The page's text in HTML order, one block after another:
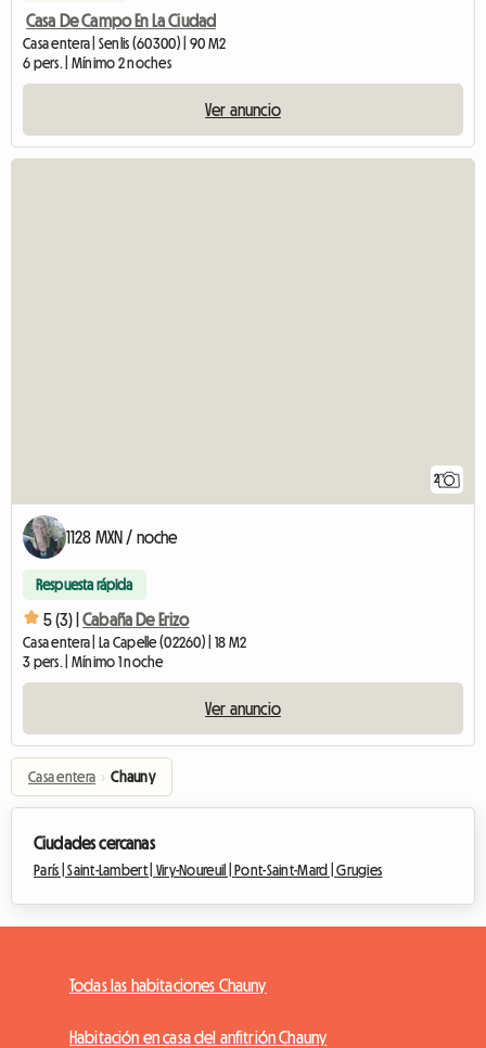
Casa De Campo En La Ciudad
Casa entera | Senlis (60300) | 90 M2
6 pers. | Mínimo 2 noches
Ver anuncio
2
1128 MXN / noche
Respuesta rápida
5 (3) | Cabaña De Erizo
Casa entera | La Capelle (02260) | 18 M2
3 pers. | Mínimo 1 noche
Ver anuncio
Casa entera › Chauny
Ciudades cercanas
París |Saint-Lambert | Viry-Noureuil | Pont-Saint-Mard |Grugies
Todas las habitaciones Chauny
Habitación en casa del anfitrión Chauny